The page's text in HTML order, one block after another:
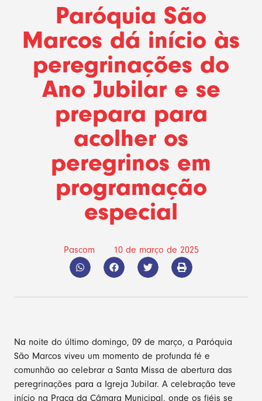
Paróquia São
Marcos dá início às
peregrinações do
Ano Jubilar e se
prepara para
acolher os
peregrinos em
programação
especial
Pascom 10 de março de 2025
Na noite do último domingo, 09 de março, a Paróquia
São Marcos viveu um momento de profunda fé e
comunhão ao celebrar a Santa Missa de abertura das
peregrinações para a Igreja Jubilar. A celebração teve
início na Praça da Câmara Municipal, onde os fiéis se